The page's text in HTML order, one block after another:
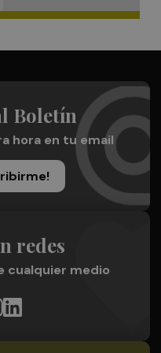
Boletín
hora en tu email
redes
cualquier medio